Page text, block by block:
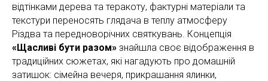
відтінками дерева та теракоту, фактурні матеріали та
текстури переносять глядача в теплу атмосферу
Різдва та передноворічних святкувань. Концепція
«Щасливі бути разом» знайшла своє відображення в
традиційних сюжетах, які нагадують про домашній
затишок: сімейна вечеря, прикрашання ялинки,